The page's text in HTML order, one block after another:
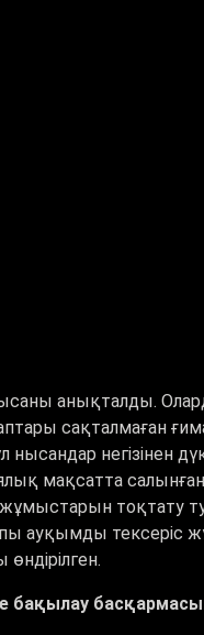
анықталды.
сақталмаған
негізінен
мақсатта салынғаны
тоқтату
ауқымды тексеріс
бақылау